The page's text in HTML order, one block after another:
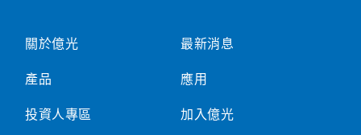
關於億光
產品
投資人專區
最新消息
應用
加入億光